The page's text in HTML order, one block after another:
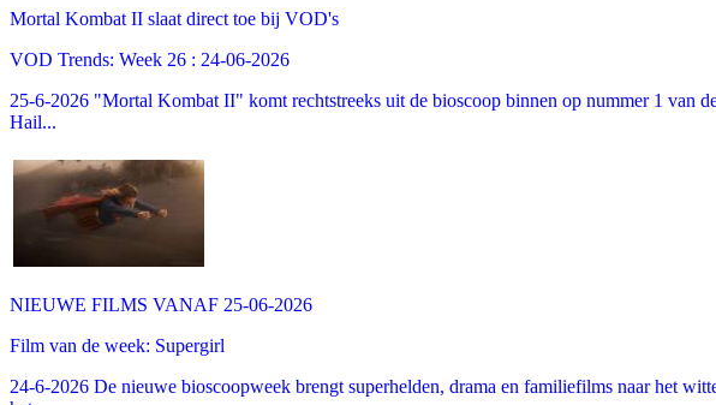
Mortal Kombat II slaat direct toe bij VOD's
VOD Trends: Week 26 : 24-06-2026
25-6-2026 "Mortal Kombat II" komt rechtstreeks uit de bioscoop binnen op nummer 1
Hail...
NIEUWE FILMS VANAF 25-06-2026
Film van de week: Supergirl
24-6-2026 De nieuwe bioscoopweek brengt superhelden, drama en familiefilms naar het